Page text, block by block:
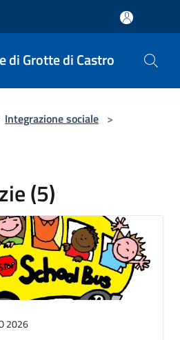
di Grotte di Castro
Integrazione sociale >
(5)
2026